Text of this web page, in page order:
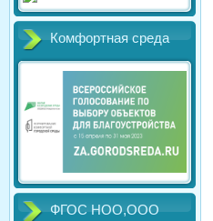
Комфортная среда
ФГОС НОО,ООО